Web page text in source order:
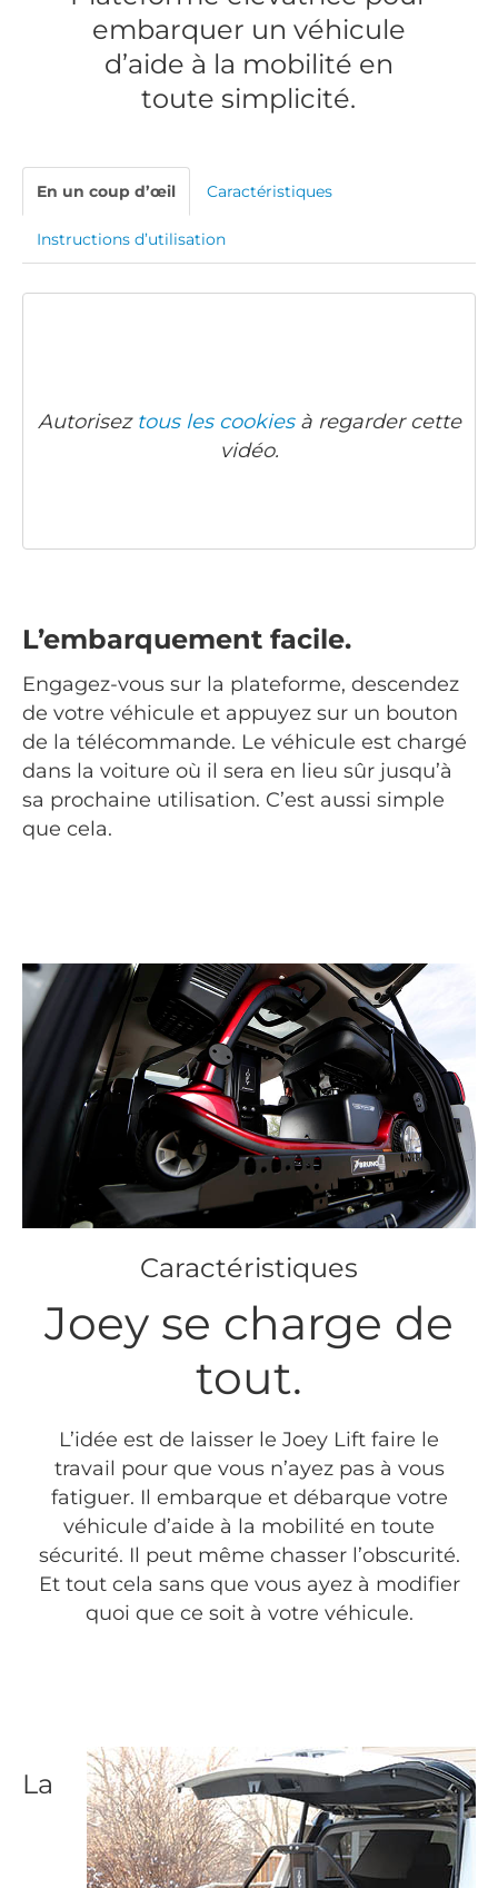
embarquer un véhicule
d’aide à la mobilité en
toute simplicité.
En un coup d’œil Caractéristiques
Instructions d’utilisation
Autorisez tous les cookiesà regarder cette
vidéo.
L’embarquement facile.
Engagez-vous sur la plateforme, descendez
de votre véhicule et appuyez sur un bouton
de la télécommande. Le véhicule est chargé
dans la voiture où il sera en lieu sûr jusqu’à
sa prochaine utilisation. C’est aussi simple
que cela.
Caractéristiques
Joey se charge de
tout.
L’idée est de laisser le Joey Lift faire le
travail pour que vous n’ayez pas à vous
fatiguer. Il embarque et débarque votre
véhicule d’aide à la mobilité en toute
sécurité. Il peut même chasser l’obscurité.
Et tout cela sans que vous ayez à modifier
quoi que ce soit à votre véhicule.
La